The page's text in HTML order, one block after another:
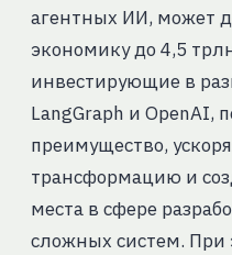
агентных ИИ, может
экономику до 4,5
инвестирующие в
LangGraph и OpenAI,
преимущество,
трансформацию и
места в сфере
сложных систем. При